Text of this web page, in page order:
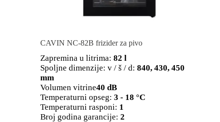
CAVIN NC-82B frizider za pivo
Zapremina u litrima: 82 l
Spoljne dimenzije: v / š / d: 840, 430, 450
mm
Volumen vitrine40 dB
Temperaturni opseg: 3 - 18 °C
Temperaturni rasponi: 1
Broj godina garancije: 2